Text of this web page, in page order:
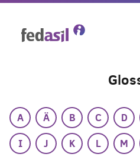
A Ä B C D
I
J K L M